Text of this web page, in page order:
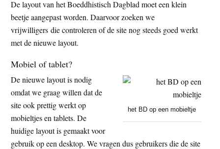
s
i
t
d
e
z
e
i
t
e
De layout van het Boeddhistisch Dagblad moet een klein
beetje aangepast worden. Daarvoor zoeken we
vrijwilligers die controleren of de site nog steeds goed werkt
met de nieuwe layout.
Mobiel of tablet?
het BD op een mobieltje
De nieuwe layout is nodig
omdat we graag willen dat de
site ook prettig werkt op
mobieltjes en tablets. De
huidige layout is gemaakt voor
gebruik op een desktop. We vragen dus gebruikers die de site